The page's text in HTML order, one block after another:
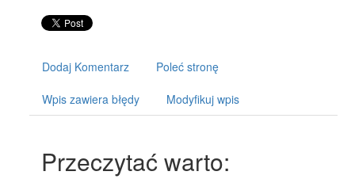
Dodaj Komentarz Poleć stronę
Wpis zawiera błędy Modyfikuj wpis
Przeczytać warto: